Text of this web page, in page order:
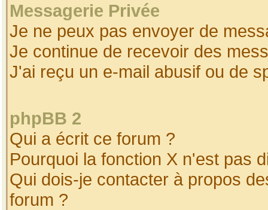
Messagerie Privée
Je ne peux pas envoyer de
Je continue de recevoir des
J'ai reçu un e-mail abusif ou de
phpBB 2
Qui a écrit ce forum ?
Pourquoi la fonction X n'est pas
Qui dois-je contacter à propos
forum ?